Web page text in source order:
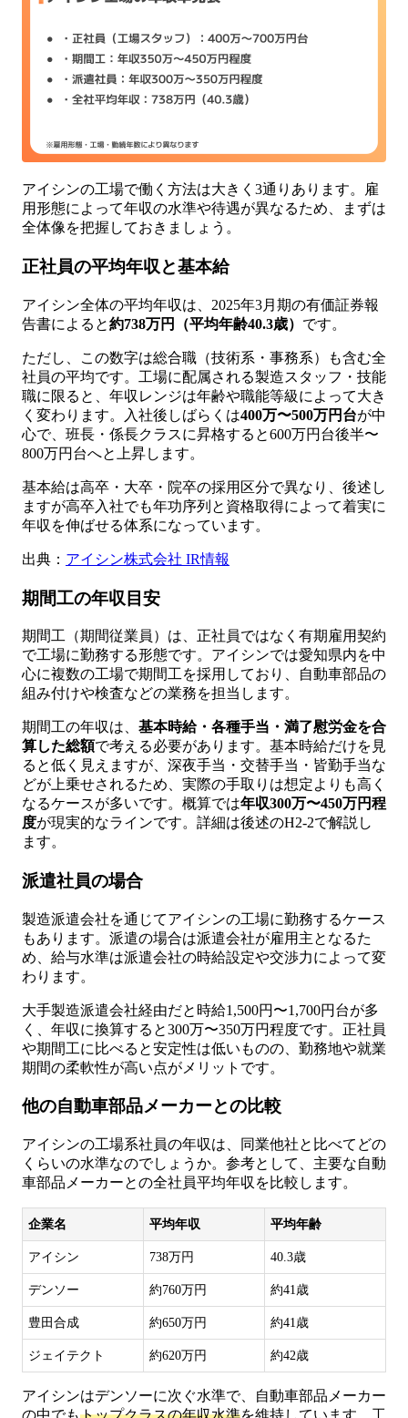
アイシンの工場で働く方法は大きく3通りあります。雇
用形態によって年収の水準や待遇が異なるため、まずは
全体像を把握しておきましょう。
正社員の平均年収と基本給
アイシン全体の平均年収は、2025年3月期の有価証券報
告書によると約738万円（平均年齢40.3歳） です。
ただし、この数字は総合職（技術系・事務系）も含む全
社員の平均です。工場に配属される製造スタッフ・技能
職に限ると、年収レンジは年齢や職能等級によって大き
く変わります。入社後しばらくは400万〜500万円台が中
心で、班長・係長クラスに昇格すると600万円台後半〜
800万円台へと上昇します。
基本給は高卒・大卒・院卒の採用区分で異なり、後述し
ますが高卒入社でも年功序列と資格取得によって着実に
年収を伸ばせる体系になっています。
出典： アイシン株式会社 IR情報
期間工の年収目安
期間工（期間従業員）は、正社員ではなく有期雇用契約
で工場に勤務する形態です。アイシンでは愛知県内を中
心に複数の工場で期間工を採用しており、自動車部品の
組み付けや検査などの業務を担当します。
期間工の年収は、 基本時給・各種手当・満了慰労金を合
算した総額で考える必要があります。基本時給だけを見
ると低く見えますが、深夜手当・交替手当・皆勤手当な
どが上乗せされるため、実際の手取りは想定よりも高く
なるケースが多いです。概算では年収300万〜450万円程
度が現実的なラインです。詳細は後述のH2-2で解説し
ます。
派遣社員の場合
製造派遣会社を通じてアイシンの工場に勤務するケース
もあります。派遣の場合は派遣会社が雇用主となるた
め、給与水準は派遣会社の時給設定や交渉力によって変
わります。
大手製造派遣会社経由だと時給1,500円〜1,700円台が多
く、年収に換算すると300万〜350万円程度です。正社員
や期間工に比べると安定性は低いものの、勤務地や就業
期間の柔軟性が高い点がメリットです。
他の自動車部品メーカーとの比較
アイシンの工場系社員の年収は、同業他社と比べてどの
くらいの水準なのでしょうか。参考として、主要な自動
車部品メーカーとの全社員平均年収を比較します。
企業名 平均年収 平均年齢
アイシン 738万円 40.3歳
デンソー 約760万円 約41歳
豊田合成 約650万円 約41歳
ジェイテクト 約620万円 約42歳
アイシンはデンソーに次ぐ水準で、自動車部品メーカー